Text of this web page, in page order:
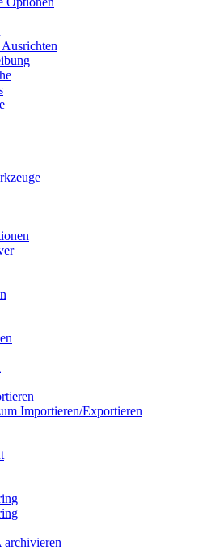
Importieren/Exportieren